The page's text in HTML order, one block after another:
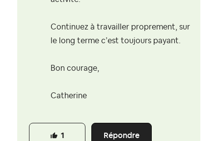
Continuez à travailler proprement, sur
le long terme c’est toujours payant.
Bon courage,
Catherine
Répondre
1